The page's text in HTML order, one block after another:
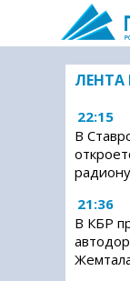
ЛЕНТА
22:15
В
21:36
В КБР